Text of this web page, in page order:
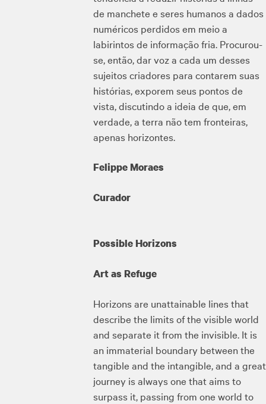
de manchete e seres humanos a dados
numéricos perdidos em meio a
labirintos de informação fria. Procurou-
se, então, dar voz a cada um desses
sujeitos criadores para contarem suas
histórias, exporem seus pontos de
vista, discutindo a ideia de que, em
verdade, a terra não tem fronteiras,
apenas horizontes.
Felippe Moraes
Curador
Possible Horizons
Art as Refuge
Horizons are unattainable lines that
describe the limits of the visible world
and separate it from the invisible. It is
an immaterial boundary between the
tangible and the intangible, and a great
journey is always one that aims to
surpass it, passing from one world to